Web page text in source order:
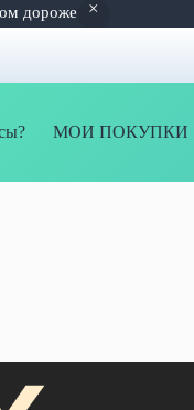
дороже
МОИ ПОКУПКИ